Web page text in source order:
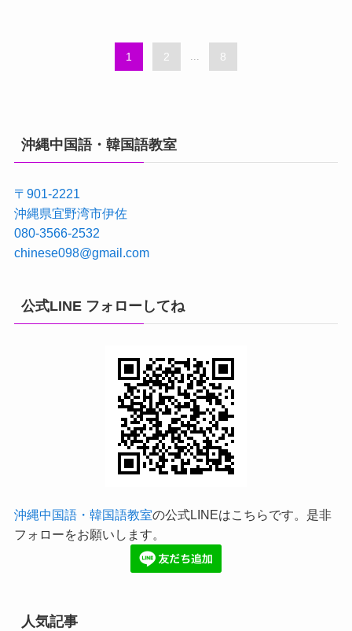
1 2 ... 8
沖縄中国語・韓国語教室
〒901-2221
沖縄県宜野湾市伊佐
080-3566-2532
chinese098@gmail.com
公式LINE フォローしてね
沖縄中国語・韓国語教室の公式LINEはこちらです。是非
フォローをお願いします。
人気記事